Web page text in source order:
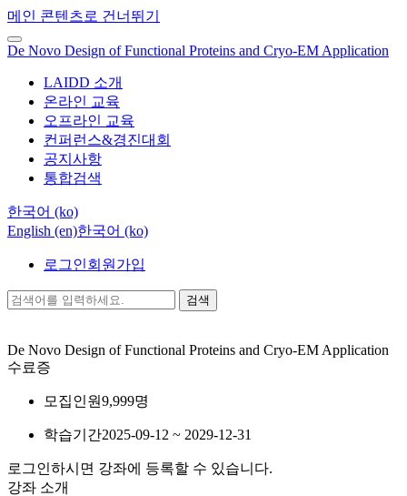
메인 콘텐츠로 건너뛰기
De Novo Design of Functional Proteins and Cryo-EM Application
LAIDD 소개
온라인 교육
오프라인 교육
컨퍼런스&경진대회
공지사항
통합검색
한국어 ‎(ko)‎
English ‎(en)‎한국어 ‎(ko)‎
로그인회원가입
검색
De Novo Design of Functional Proteins and Cryo-EM Application
수료증
모집인원9,999명
학습기간2025-09-12 ~ 2029-12-31
로그인하시면 강좌에 등록할 수 있습니다.
강좌 소개